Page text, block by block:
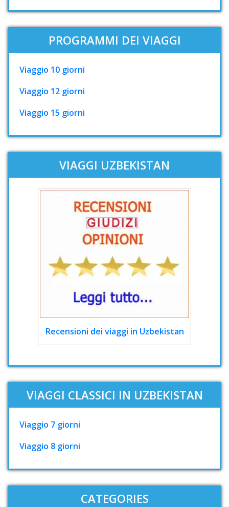
PROGRAMMI DEI VIAGGI
Viaggio 10 giorni
Viaggio 12 giorni
Viaggio 15 giorni
VIAGGI UZBEKISTAN
Recensioni dei viaggi in Uzbekistan
VIAGGI CLASSICI IN UZBEKISTAN
Viaggio 7 giorni
Viaggio 8 giorni
CATEGORIES